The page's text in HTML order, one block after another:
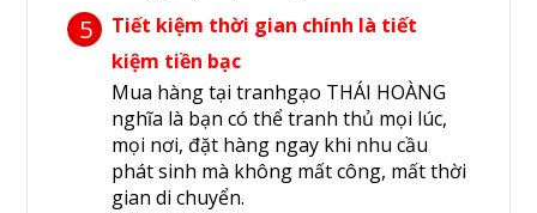
5
Tiết kiệm thời gian chính là tiết
kiệm tiền bạc
Mua hàng tại tranhgạo THÁI HOÀNG
nghĩa là bạn có thể tranh thủ mọi lúc,
mọi nơi, đặt hàng ngay khi nhu cầu
phát sinh mà không mất công, mất thời
gian di chuyển.